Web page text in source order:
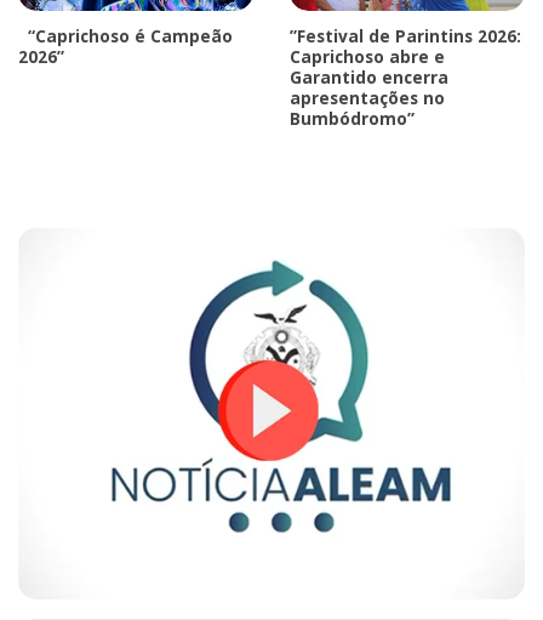
“Caprichoso é Campeão
2026”
”Festival de Parintins 2026:
Caprichoso abre e
Garantido encerra
apresentações no
Bumbódromo”